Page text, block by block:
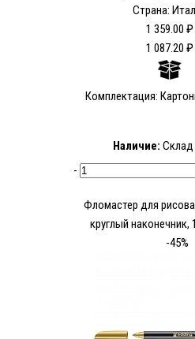
Страна:
1 359.00 ₽
1 087.20 ₽
Комплектация:
Наличие:
-
Фломастер для
круглый наконечник,
-45%